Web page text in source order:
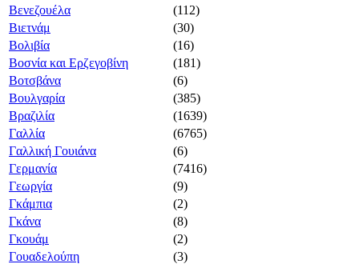
Βενεζουέλα
(112)
Βιετνάμ
(30)
Βολιβία
(16)
Βοσνία και Ερζεγοβίνη
(181)
Βοτσβάνα
(6)
Βουλγαρία
(385)
Βραζιλία
(1639)
Γαλλία
(6765)
Γαλλική Γουιάνα
(6)
Γερμανία
(7416)
Γεωργία
(9)
Γκάμπια
(2)
Γκάνα
(8)
Γκουάμ
(2)
Γουαδελούπη
(3)